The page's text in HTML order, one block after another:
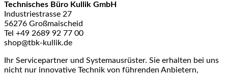
Technisches Büro Kullik GmbH
Industriestrasse 27
56276 Großmaischeid
Tel +49 2689 92 77 00
shop@tbk-kullik.de
Ihr Servicepartner und Systemausrüster. Sie erhalten bei uns
nicht nur innovative Technik von führenden Anbietern,